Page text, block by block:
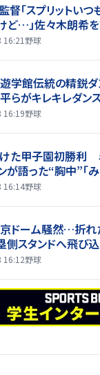
督「スプリットい
ど…」佐々木朗希
野球
遊学館伝統の精鋭ダ
らがキレキレダン
16:19野球
た甲子園初勝利
が語った“胸中”「
16:14野球
京ドーム騒然…折れ
側スタンドへ飛び
16:12野球